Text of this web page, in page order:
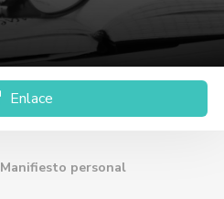
Enlace
Manifiesto personal